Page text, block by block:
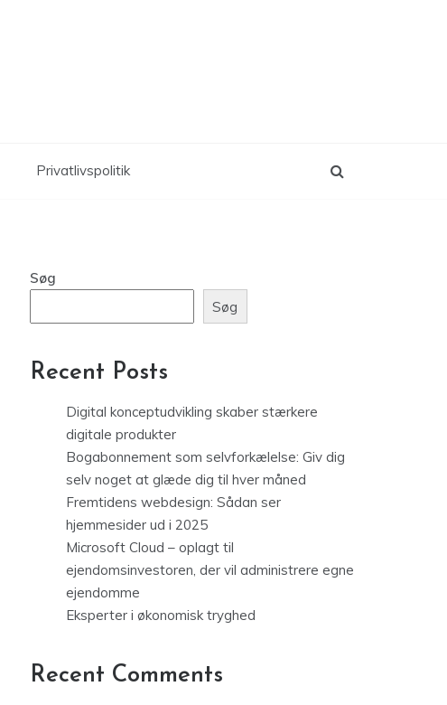
Privatlivspolitik
Søg
Søg
Recent Posts
Digital konceptudvikling skaber stærkere
digitale produkter
Bogabonnement som selvforkælelse: Giv dig
selv noget at glæde dig til hver måned
Fremtidens webdesign: Sådan ser
hjemmesider ud i 2025
Microsoft Cloud – oplagt til
ejendomsinvestoren, der vil administrere egne
ejendomme
Eksperter i økonomisk tryghed
Recent Comments